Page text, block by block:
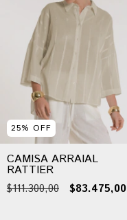
25% OFF
CAMISA ARRAIAL
RATTIER
$111.300,00 $83.475,00